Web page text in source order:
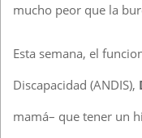
mucho peor que la
Esta semana, el
Discapacidad (ANDIS),
mamá– que tener un